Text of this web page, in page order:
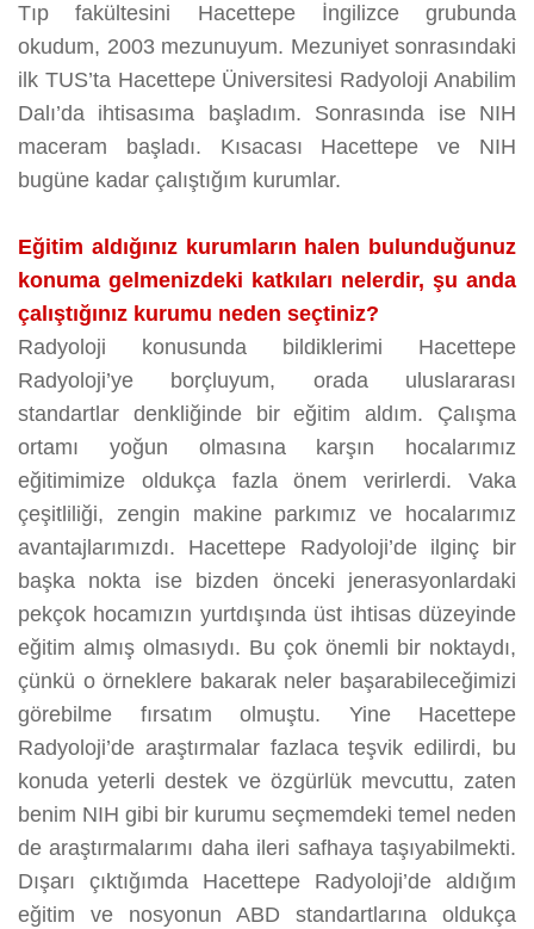
Tıp fakültesini Hacettepe İngilizce grubunda
okudum, 2003 mezunuyum. Mezuniyet sonrasındaki
ilk TUS’ta Hacettepe Üniversitesi Radyoloji Anabilim
Dalı’da ihtisasıma başladım. Sonrasında ise NIH
maceram başladı. Kısacası Hacettepe ve NIH
bugüne kadar çalıştığım kurumlar.
Eğitim aldığınız kurumların halen bulunduğunuz
konuma gelmenizdeki katkıları nelerdir, şu anda
çalıştığınız kurumu neden seçtiniz?
Radyoloji konusunda bildiklerimi Hacettepe
Radyoloji’ye borçluyum, orada uluslararası
standartlar denkliğinde bir eğitim aldım. Çalışma
ortamı yoğun olmasına karşın hocalarımız
eğitimimize oldukça fazla önem verirlerdi. Vaka
çeşitliliği, zengin makine parkımız ve hocalarımız
avantajlarımızdı. Hacettepe Radyoloji’de ilginç bir
başka nokta ise bizden önceki jenerasyonlardaki
pekçok hocamızın yurtdışında üst ihtisas düzeyinde
eğitim almış olmasıydı. Bu çok önemli bir noktaydı,
çünkü o örneklere bakarak neler başarabileceğimizi
görebilme fırsatım olmuştu. Yine Hacettepe
Radyoloji’de araştırmalar fazlaca teşvik edilirdi, bu
konuda yeterli destek ve özgürlük mevcuttu, zaten
benim NIH gibi bir kurumu seçmemdeki temel neden
de araştırmalarımı daha ileri safhaya taşıyabilmekti.
Dışarı çıktığımda Hacettepe Radyoloji’de aldığım
eğitim ve nosyonun ABD standartlarına oldukça